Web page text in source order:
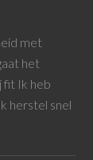
met
het
fit Ik heb
herstel snel